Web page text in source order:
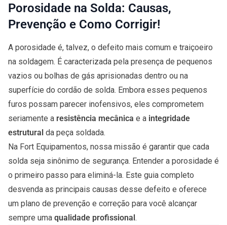
Porosidade na Solda: Causas,
Prevenção e Como Corrigir!
A porosidade é, talvez, o defeito mais comum e traiçoeiro
na soldagem. É caracterizada pela presença de pequenos
vazios ou bolhas de gás aprisionadas dentro ou na
superfície do cordão de solda. Embora esses pequenos
furos possam parecer inofensivos, eles comprometem
seriamente a resistência mecânica e a integridade
estrutural da peça soldada.
Na Fort Equipamentos, nossa missão é garantir que cada
solda seja sinônimo de segurança. Entender a porosidade é
o primeiro passo para eliminá-la. Este guia completo
desvenda as principais causas desse defeito e oferece
um plano de prevenção e correção para você alcançar
sempre uma qualidade profissional.